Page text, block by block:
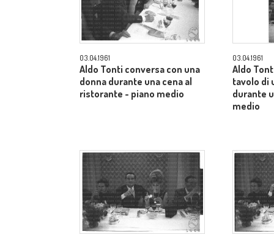
03.04.1961
Aldo Tonti conversa con una
donna durante una cena al
ristorante - piano medio
03.04.1961
Aldo
tavolo di
durante
medio